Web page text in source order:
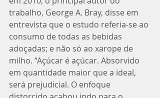
trabalho, George A. Bray, disse em
entrevista que o estudo referia-se ao
consumo de todas as bebidas
adoçadas; e não só ao xarope de
milho. “Açúcar é açúcar. Absorvido
em quantidade maior que a ideal,
será prejudicial. O enfoque